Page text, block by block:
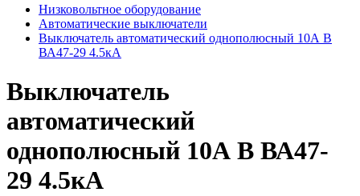
Низковольтное оборудование
Автоматические выключатели
Выключатель автоматический однополюсный 10А В
ВА47-29 4.5кА
Выключатель
автоматический
однополюсный 10А В ВА47-
29 4.5кА